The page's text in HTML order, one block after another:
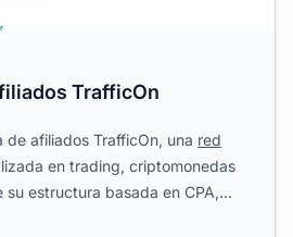
TrafficOn
de afiliados TrafficOn, una red
en trading, criptomonedas
estructura basada en CPA,